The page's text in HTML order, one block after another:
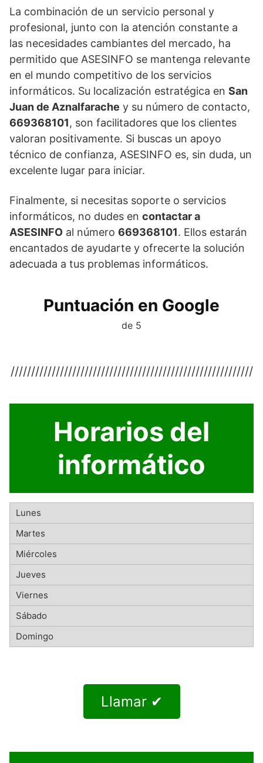
La combinación de un servicio personal y
profesional, junto con la atención constante a
las necesidades cambiantes del mercado, ha
permitido que ASESINFO se mantenga relevante
en el mundo competitivo de los servicios
informáticos. Su localización estratégica en San
Juan de Aznalfarache y su número de contacto,
669368101, son facilitadores que los clientes
valoran positivamente. Si buscas un apoyo
técnico de confianza, ASESINFO es, sin duda, un
excelente lugar para iniciar.
Finalmente, si necesitas soporte o servicios
informáticos, no dudes en contactar a
ASESINFO al número 669368101. Ellos estarán
encantados de ayudarte y ofrecerte la solución
adecuada a tus problemas informáticos.
Puntuación en Google
de 5
///////////////////////////////////////////////////////////
Horarios del
informático
Llamar ✔